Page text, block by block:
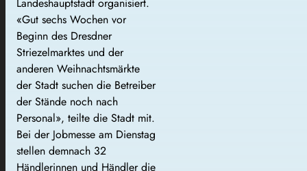
Landeshauptstadt organisiert.
«Gut sechs Wochen vor
Beginn des Dresdner
Striezelmarktes und der
anderen Weihnachtsmärkte
der Stadt suchen die Betreiber
der Stände noch nach
Personal», teilte die Stadt mit.
Bei der Jobmesse am Dienstag
stellen demnach 32
Händlerinnen und Händler die